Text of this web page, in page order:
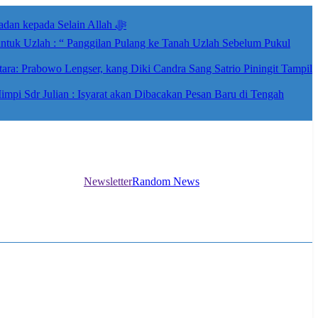
Isyarat Dilarang Menundukkan Badan kepada Selain Allah ﷻ
Uzlah : “ Panggilan Pulang ke Tanah Uzlah Sebelum Pukul
Prabowo Lengser, kang Diki Candra Sang Satrio Piningit Tampil
Sdr Julian : Isyarat akan Dibacakan Pesan Baru di Tengah
NewsletterRandom News